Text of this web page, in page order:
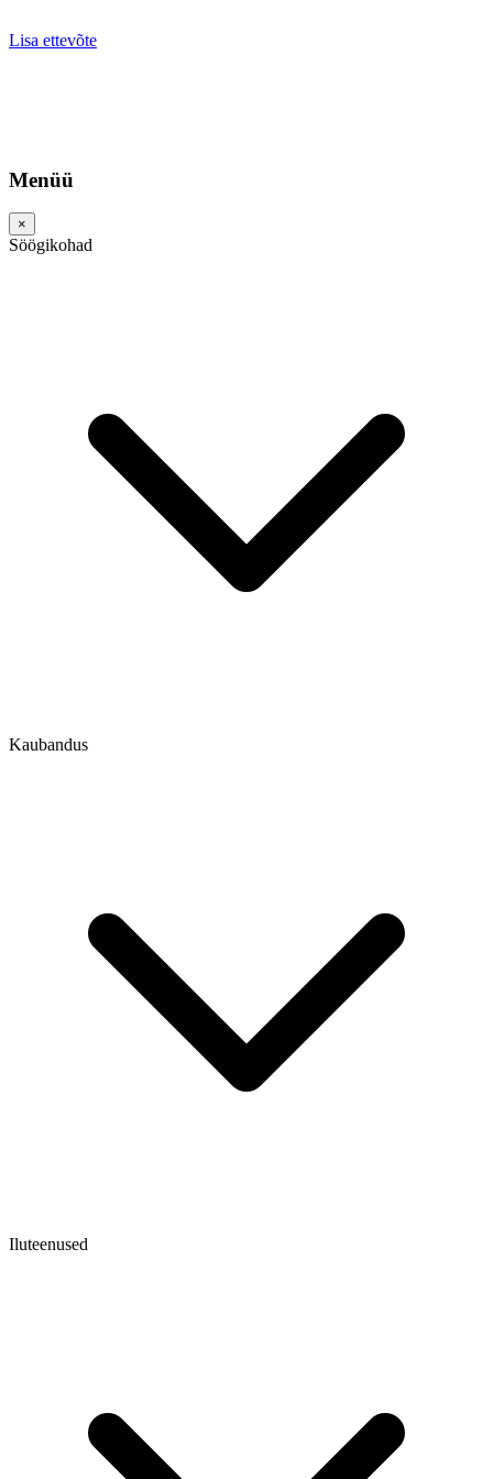
Lisa ettevõte
Menüü
×
Söögikohad
Kaubandus
Iluteenused